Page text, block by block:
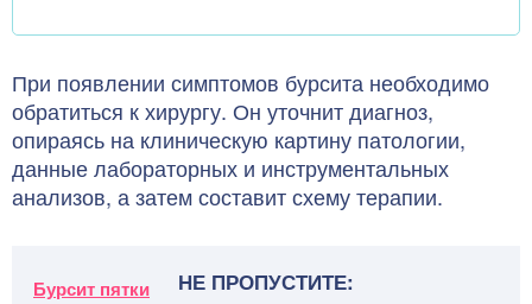
При появлении симптомов бурсита необходимо
обратиться к хирургу. Он уточнит диагноз,
опираясь на клиническую картину патологии,
данные лабораторных и инструментальных
анализов, а затем составит схему терапии.
НЕ ПРОПУСТИТЕ:
Бурсит пятки